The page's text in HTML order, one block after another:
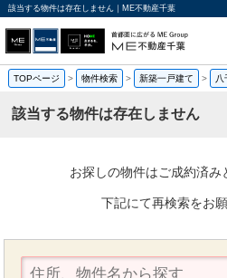
該当する物件は存在しません｜ME不動産千葉
TOPページ > 物件検索 > 新築一戸建て > 八
該当する物件は存在しません
お探しの物件はご成約済み
下記にて再検索をお